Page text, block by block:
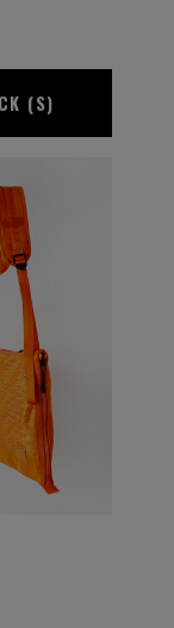
(S)